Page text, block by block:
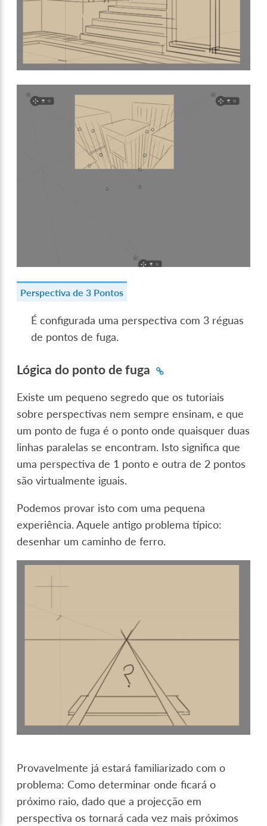
Perspectiva de 3 Pontos
É configurada uma perspectiva com 3 réguas
de pontos de fuga.
Lógica do ponto de fuga
Existe um pequeno segredo que os tutoriais
sobre perspectivas nem sempre ensinam, e que
um ponto de fuga é o ponto onde quaisquer duas
linhas paralelas se encontram. Isto significa que
uma perspectiva de 1 ponto e outra de 2 pontos
são virtualmente iguais.
Podemos provar isto com uma pequena
experiência. Aquele antigo problema típico:
desenhar um caminho de ferro.
Provavelmente já estará familiarizado com o
problema: Como determinar onde ficará o
próximo raio, dado que a projecção em
perspectiva os tornará cada vez mais próximos